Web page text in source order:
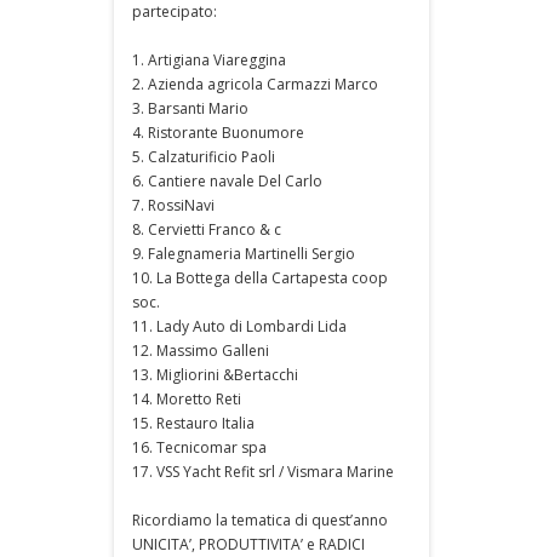
partecipato:
1. Artigiana Viareggina
2. Azienda agricola Carmazzi Marco
3. Barsanti Mario
4. Ristorante Buonumore
5. Calzaturificio Paoli
6. Cantiere navale Del Carlo
7. RossiNavi
8. Cervietti Franco & c
9. Falegnameria Martinelli Sergio
10. La Bottega della Cartapesta coop
soc.
11. Lady Auto di Lombardi Lida
12. Massimo Galleni
13. Migliorini &Bertacchi
14. Moretto Reti
15. Restauro Italia
16. Tecnicomar spa
17. VSS Yacht Refit srl / Vismara Marine
Ricordiamo la tematica di quest’anno
UNICITA’, PRODUTTIVITA’ e RADICI